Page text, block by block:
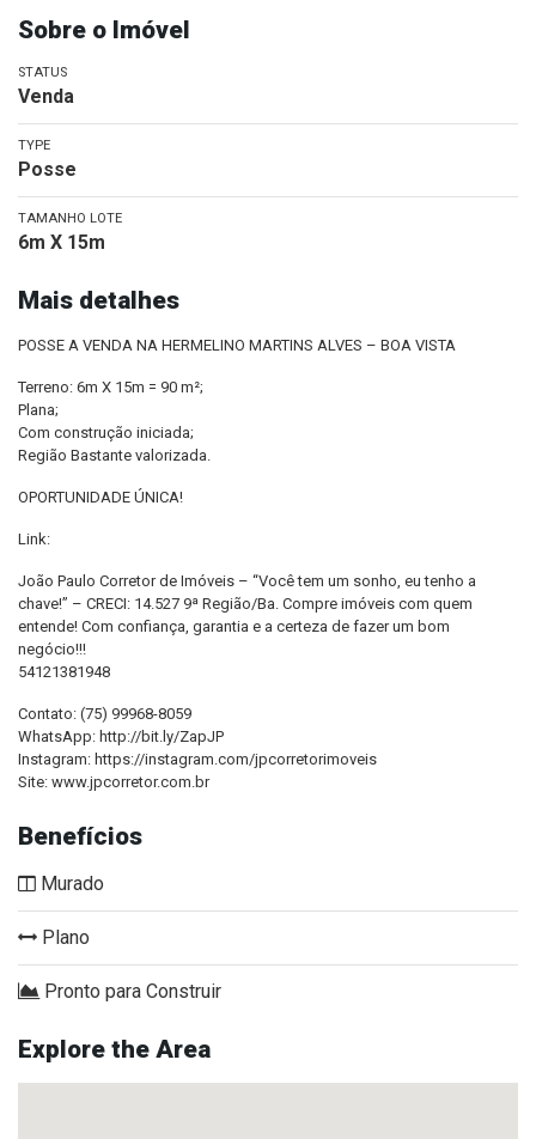
Sobre o Imóvel
STATUS
Venda
TYPE
Posse
TAMANHO LOTE
6m X 15m
Mais detalhes
POSSE A VENDA NA HERMELINO MARTINS ALVES – BOA VISTA
Terreno: 6m X 15m = 90 m²;
Plana;
Com construção iniciada;
Região Bastante valorizada.
OPORTUNIDADE ÚNICA!
Link:
João Paulo Corretor de Imóveis – “Você tem um sonho, eu tenho a
chave!” – CRECI: 14.527 9ª Região/Ba. Compre imóveis com quem
entende! Com confiança, garantia e a certeza de fazer um bom
negócio!!!
54121381948
Contato: (75) 99968-8059
WhatsApp: http://bit.ly/ZapJP
Instagram: https://instagram.com/jpcorretorimoveis
Site: www.jpcorretor.com.br
Benefícios
Murado
Plano
Pronto para Construir
Explore the Area